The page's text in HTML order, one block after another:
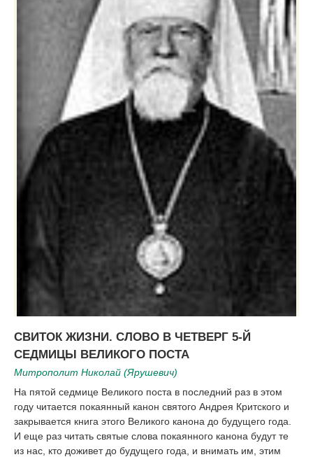
СВИТОК ЖИЗНИ. СЛОВО В ЧЕТВЕРГ 5-Й
СЕДМИЦЫ ВЕЛИКОГО ПОСТА
Митрополит Николай (Ярушевич)
На пятой седмице Великого поста в последний раз в этом
году читается покаянный канон святого Андрея Критского и
закрывается книга этого Великого канона до будущего года.
И еще раз читать святые слова покаянного канона будут те
из нас, кто доживет до будущего года, и внимать им, этим